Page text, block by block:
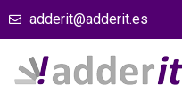
adderit@adderit.es